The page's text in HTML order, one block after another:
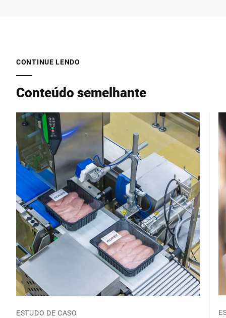
E-mail *
Rua *
Código Postal *
Cidade *
País *
CONTINUE LENDO
Conteúdo semelhante
ESTUDO DE CASO